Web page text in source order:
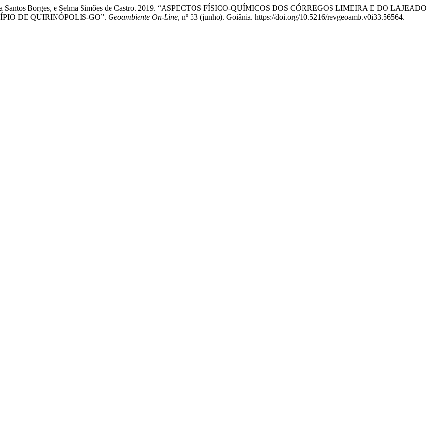
Santos Borges, e Selma Simões de Castro. 2019. “ASPECTOS FÍSICO-QUÍMICOS DOS CÓRREGOS LIMEIRA E DO LAJEADO
DE QUIRINÓPOLIS-GO”. Geoambiente On-Line, nº 33 (junho). Goiânia. https://doi.org/10.5216/revgeoamb.v0i33.56564.